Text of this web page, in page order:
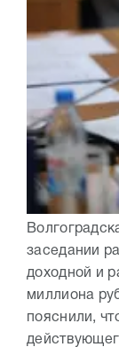
заседании
доходной и
миллиона
пояснили,